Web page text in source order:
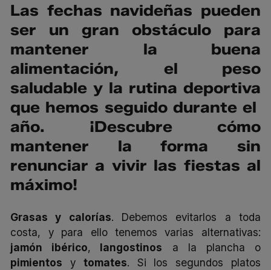
Las fechas navideñas pueden
ser un gran obstáculo para
mantener la buena
alimentación, el peso
saludable y la rutina deportiva
que hemos seguido durante el
año. ¡Descubre cómo
mantener la forma sin
renunciar a vivir las fiestas al
máximo!
Grasas y calorías. Debemos evitarlos a toda
costa, y para ello tenemos varias alternativas:
jamón ibérico, langostinos a la plancha o
pimientos y tomates. Si los segundos platos